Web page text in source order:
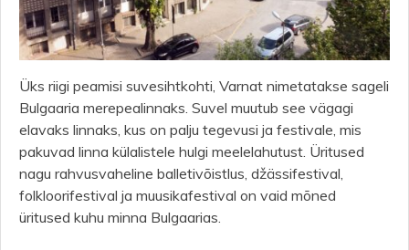
Üks riigi peamisi suvesihtkohti, Varnat nimetatakse sageli
Bulgaaria merepealinnaks. Suvel muutub see vägagi
elavaks linnaks, kus on palju tegevusi ja festivale, mis
pakuvad linna külalistele hulgi meelelahutust. Üritused
nagu rahvusvaheline balletivõistlus, džässifestival,
folkloorifestival ja muusikafestival on vaid mõned
üritused kuhu minna Bulgaarias.